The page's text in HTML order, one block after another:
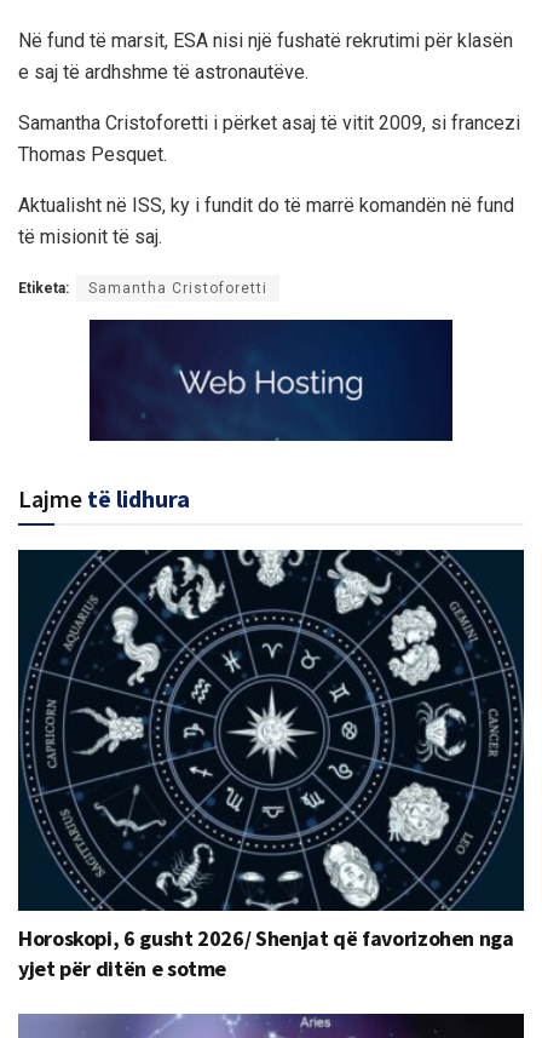
Në fund të marsit, ESA nisi një fushatë rekrutimi për klasën
e saj të ardhshme të astronautëve.
Samantha Cristoforetti i përket asaj të vitit 2009, si francezi
Thomas Pesquet.
Aktualisht në ISS, ky i fundit do të marrë komandën në fund
të misionit të saj.
Etiketa: Samantha Cristoforetti
Lajme të lidhura
Horoskopi, 6 gusht 2026/ Shenjat që favorizohen nga
yjet për ditën e sotme